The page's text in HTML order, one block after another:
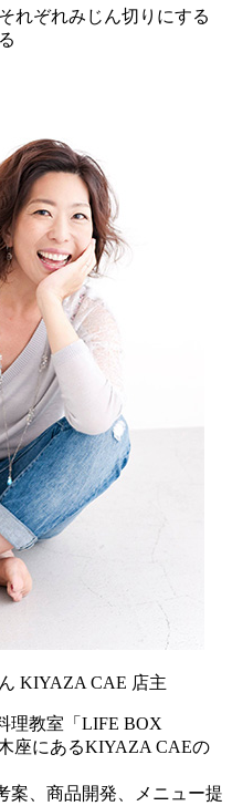
れぞれみじん切りにする
KIYAZA CAE 店主
理教室「LIFE BOX
座にあるKIYAZA CAEの
案、商品開発、メニュー提